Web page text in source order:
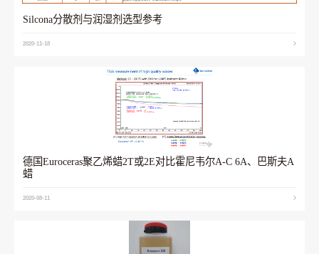
Silcona分散剂与润湿剂选型参考
2020-11-18
德国Euroceras聚乙烯蜡2T或2E对比霍尼韦尔A-C 6A、巴斯夫A
蜡
2020-08-11